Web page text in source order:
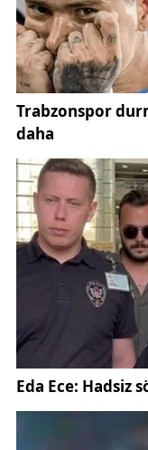
çekiyor. Yıllar
dolaşarak
Bakay, bu
milli bir
ata tohumları
zamanda kültürel
kapsamda
tarım konularında
Yakalandığı
devam eden
rağmen ata
Sivas’ta
ve dağıtım
olarak
yöntemiyle
teşekkür eden
bitkileri koruma